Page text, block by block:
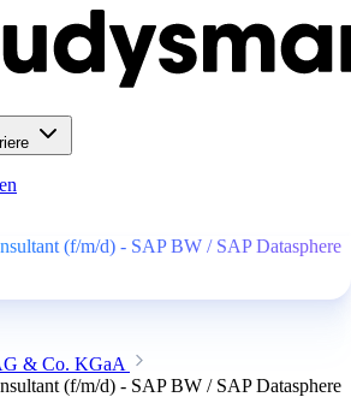
(f/m/d) - SAP BW / SAP Datasphere
& Co. KGaA
(f/m/d) - SAP BW / SAP Datasphere